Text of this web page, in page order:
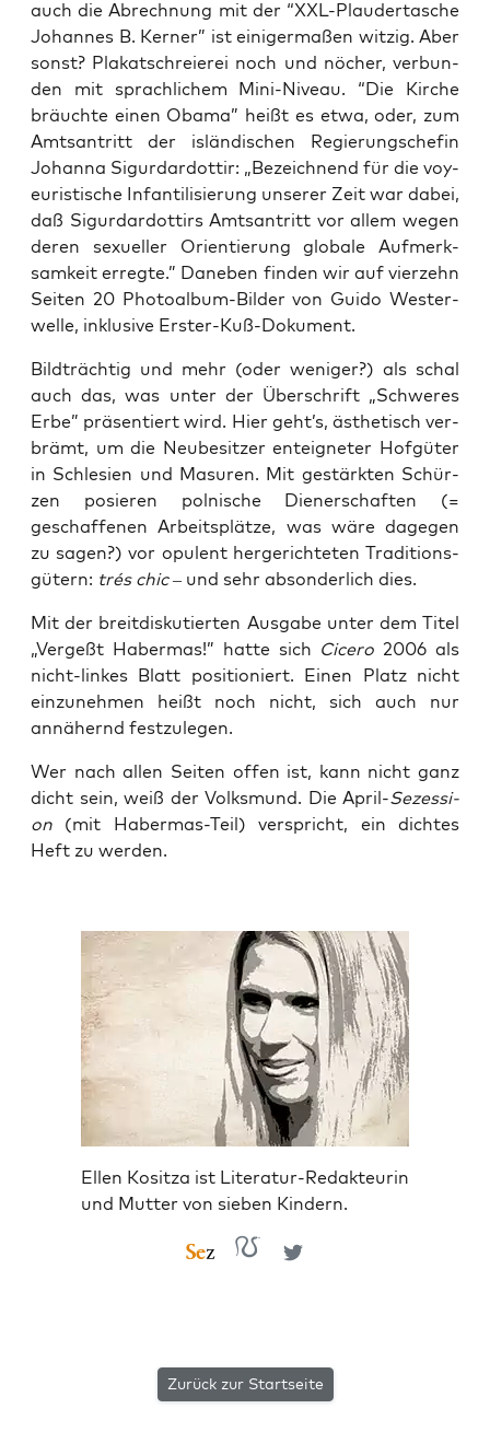
auch die Abrech­nung mit der “XXL-Plau­der­ta­sche
Johan­nes B. Ker­ner” ist eini­ger­ma­ßen wit­zig. Aber
sonst? Pla­kat­schreie­rei noch und nöcher, ver­bun­
den mit sprach­li­chem Mini-Niveau. “Die Kir­che
bräuch­te einen Oba­ma” heißt es etwa, oder, zum
Amts­an­tritt der islän­di­schen Regie­rungs­chefin
Johan­na Sigur­dardot­tir: „Bezeich­nend für die voy­
eu­ris­ti­sche Infan­ti­li­sie­rung unse­rer Zeit war dabei,
daß Sigur­dardot­tirs Amts­an­tritt vor allem wegen
deren sexu­el­ler Ori­en­tie­rung glo­ba­le Auf­merk­
sam­keit erreg­te.” Dane­ben fin­den wir auf vier­zehn
Sei­ten 20 Pho­to­al­bum-Bil­der von Gui­do Wes­ter­
wel­le, inklu­si­ve Erster-Kuß-Dokument.
Bild­träch­tig und mehr (oder weni­ger?) als schal
auch das, was unter der Über­schrift „Schwe­res
Erbe” prä­sen­tiert wird. Hier geht’s, ästhe­tisch ver­
brämt, um die Neu­be­sit­zer ent­eig­ne­ter Hof­gü­ter
in Schle­si­en und Masu­ren. Mit gestärk­ten Schür­
zen posie­ren pol­ni­sche Die­ner­schaf­ten (=
geschaf­fe­nen Arbeits­plät­ze, was wäre dage­gen
zu sagen?) vor opu­lent her­ge­rich­te­ten Tra­di­ti­ons­
gü­tern: trés chic – und sehr abson­der­lich dies.
Mit der breit­dis­ku­tier­ten Aus­ga­be unter dem Titel
„Ver­geßt Haber­mas!” hat­te sich Cice­ro 2006 als
nicht-lin­kes Blatt posi­tio­niert. Einen Platz nicht
ein­zu­neh­men heißt noch nicht, sich auch nur
annä­hernd festzulegen.
Wer nach allen Sei­ten offen ist, kann nicht ganz
dicht sein, weiß der Volks­mund. Die April-Sezes­si­
on (mit Haber­mas-Teil) ver­spricht, ein dich­tes
Heft zu werden.
Ellen Kositza ist Literatur-Redakteurin
und Mutter von sieben Kindern.
Zurück zur Startseite